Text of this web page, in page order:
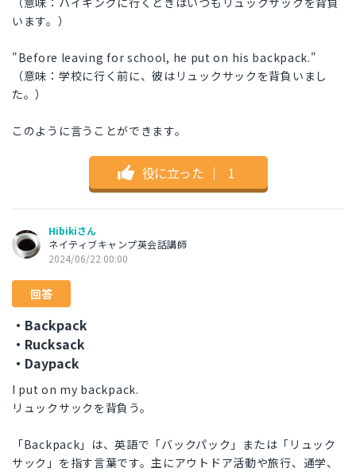
います。）
"Before leaving for school, he put on his backpack."
（意味：学校に行く前に、彼はリュックサックを背負いまし
た。）
このように言うことができます。
役に立った ｜ 1
Hibikiさん
ネイティブキャンプ英会話講師
2024/06/22 00:00
回答
・Backpack
・Rucksack
・Daypack
I put on my backpack.
リュックサックを背負う。
「Backpack」は、英語で「バックパック」または「リュック
サック」を指す言葉です。主にアウトドア活動や旅行、通学、